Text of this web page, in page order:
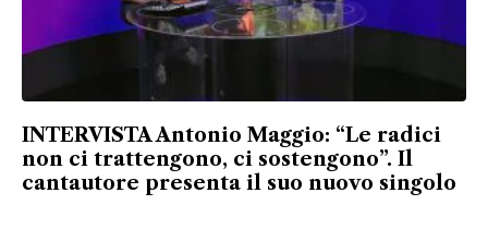
INTERVISTA Antonio Maggio: “Le radici
non ci trattengono, ci sostengono”. Il
cantautore presenta il suo nuovo singolo